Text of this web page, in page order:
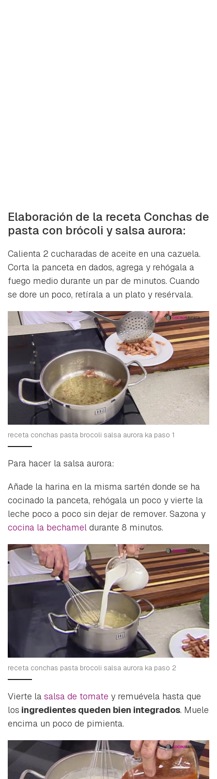
Elaboración de la receta Conchas de
pasta con brócoli y salsa aurora:
Calienta 2 cucharadas de aceite en una cazuela.
Corta la panceta en dados, agrega y rehógala a
fuego medio durante un par de minutos. Cuando
se dore un poco, retírala a un plato y resérvala.
receta conchas pasta brocoli salsa aurora ka paso 1
Para hacer la salsa aurora:
Añade la harina en la misma sartén donde se ha
cocinado la panceta, rehógala un poco y vierte la
leche poco a poco sin dejar de remover. Sazona y
cocina la bechamel durante 8 minutos.
receta conchas pasta brocoli salsa aurora ka paso 2
Vierte la salsa de tomate y remuévela hasta que
los ingredientes queden bien integrados. Muele
encima un poco de pimienta.